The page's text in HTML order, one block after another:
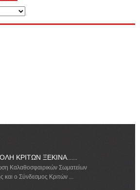
ΚΡΙΤΩΝ ΞΕΚΙΝΑ.......
Καλαθοσφαιρικών Σωματείων
και ο Σύνδεσμος Κριτών ...